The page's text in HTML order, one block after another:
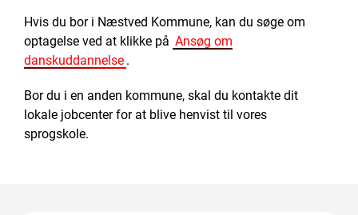
Hvis du bor i Næstved Kommune, kan du søge om
optagelse ved at klikke på Ansøg om
danskuddannelse .
Bor du i en anden kommune, skal du kontakte dit
lokale jobcenter for at blive henvist til vores
sprogskole.